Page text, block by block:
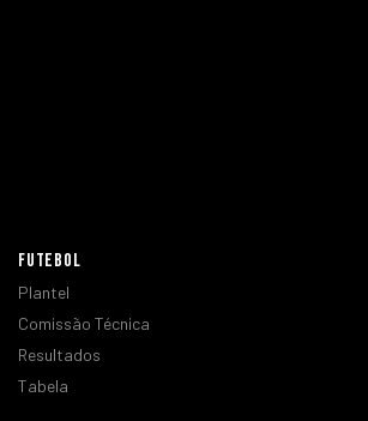
FUTEBOL
Plantel
Comissão Técnica
Resultados
Tabela